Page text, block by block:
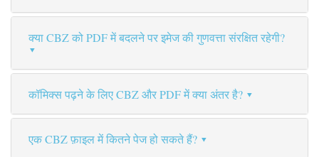
क्या CBZ को PDF में बदलने पर इमेज की गुणवत्ता संरक्षित रहेगी?
कॉमिक्स पढ़ने के लिए CBZ और PDF में क्या अंतर है?
एक CBZ फ़ाइल में कितने पेज हो सकते हैं?